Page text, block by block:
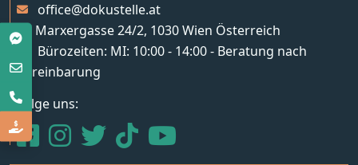
office@dokustelle.at
Marxergasse 24/2, 1030 Wien Österreich
Bürozeiten: MI: 10:00 - 14:00 - Beratung nach
Vereinbarung
Folge uns:
Zur facebook Seite
Zur instagram Seite
Zur Twitter Seite
Zur Tiktok Seite